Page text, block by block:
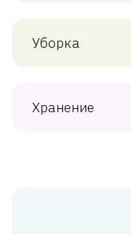
Уборка
Хранение